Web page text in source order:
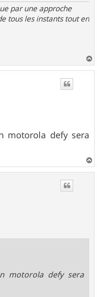
par une approche
tous les instants tout en
a
motorola defy sera
a
motorola defy sera